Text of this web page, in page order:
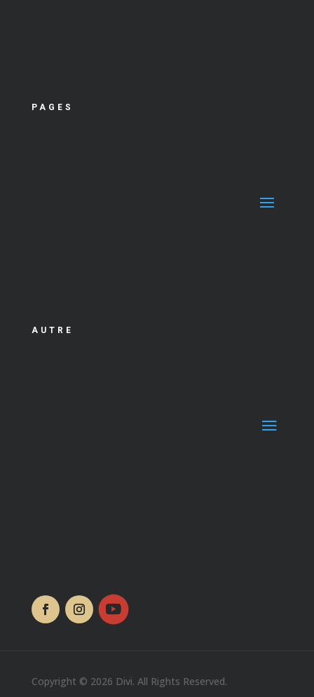
PAGES
AUTRE
Copyright © 2026 Divi. All Rights Reserved.